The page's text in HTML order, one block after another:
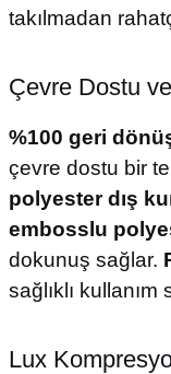
takılmadan
Çevre Dostu
%100 geri
çevre dostu bir
polyester dış
embosslu
dokunuş sağlar.
sağlıklı kullanım
Lux